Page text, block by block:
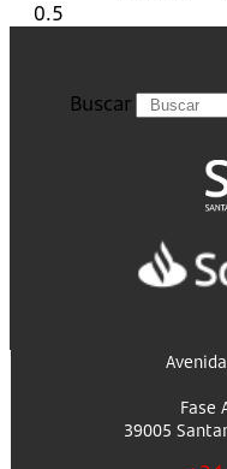
Buscar
Fase
39005